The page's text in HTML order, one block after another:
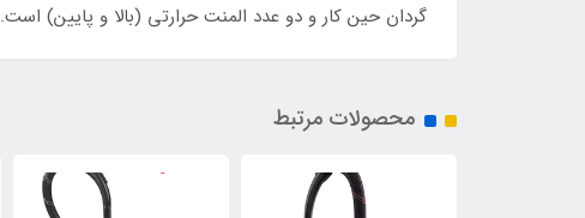
گردان حین کار و دو عدد المنت حرارتی (بالا و پایین) است.
محصولات مرتبط